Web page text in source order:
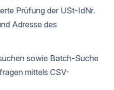
Prüfung der USt-IdNr.
Adresse des
sowie Batch-Suche
mittels CSV-